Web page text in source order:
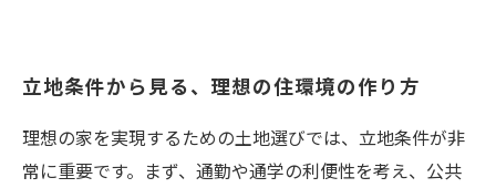
立地条件から見る、理想の住環境の作り方
理想の家を実現するための土地選びでは、立地条件が非
常に重要です。まず、通勤や通学の利便性を考え、公共